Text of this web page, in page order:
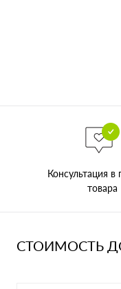
Консультация в
товара
СТОИМОСТЬ